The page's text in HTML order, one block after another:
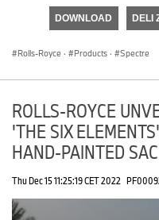
seconds
DOWNLOAD DELI
Rolls-Royce · Products · Spectre
ROLLS-ROYCE
'THE SIX
HAND-PAINTED
Thu Dec 15 11:25:19 CET 2022